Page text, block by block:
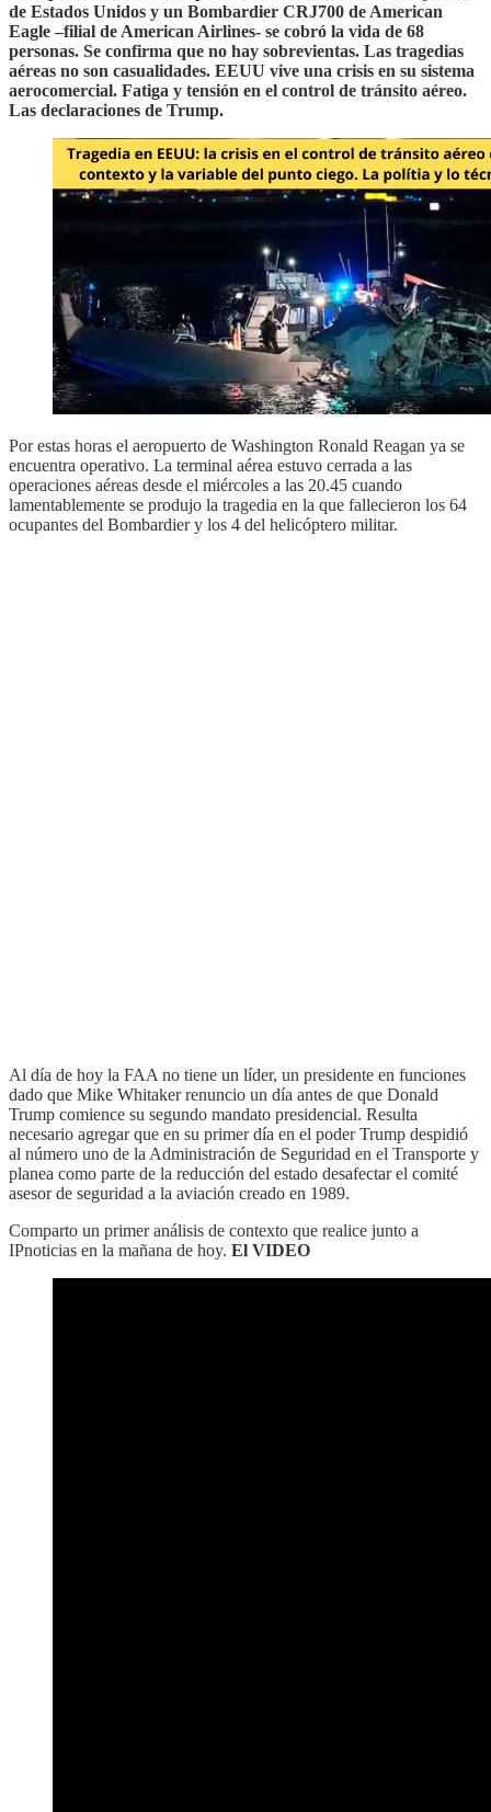
de Estados Unidos y un Bombardier CRJ700 de American
Eagle –filial de American Airlines- se cobró la vida de 68
personas. Se confirma que no hay sobrevientas. Las tragedias
aéreas no son casualidades. EEUU vive una crisis en su sistema
aerocomercial. Fatiga y tensión en el control de tránsito aéreo.
Las declaraciones de Trump.
Por estas horas el aeropuerto de Washington Ronald Reagan ya se
encuentra operativo. La terminal aérea estuvo cerrada a las
operaciones aéreas desde el miércoles a las 20.45 cuando
lamentablemente se produjo la tragedia en la que fallecieron los 64
ocupantes del Bombardier y los 4 del helicóptero militar.
Al día de hoy la FAA no tiene un líder, un presidente en funciones
dado que Mike Whitaker renuncio un día antes de que Donald
Trump comience su segundo mandato presidencial. Resulta
necesario agregar que en su primer día en el poder Trump despidió
al número uno de la Administración de Seguridad en el Transporte y
planea como parte de la reducción del estado desafectar el comité
asesor de seguridad a la aviación creado en 1989.
Comparto un primer análisis de contexto que realice junto a
IPnoticias en la mañana de hoy. El VIDEO